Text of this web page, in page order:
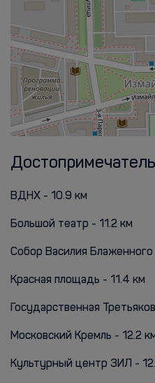
ВДНХ - 10.9 км
Большой театр - 11.2 км
Собор Василия Блаженного
Красная площадь - 11.4 км
Государственная
Московский Кремль - 12.2
Культурный центр ЗИЛ -